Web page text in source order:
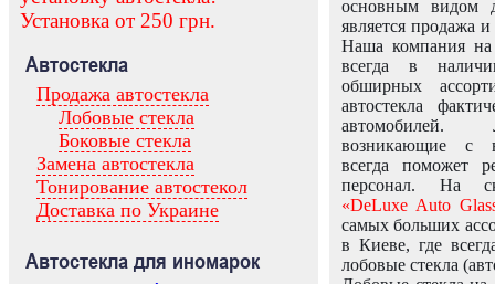
Установка от 250 грн.
Автостекла
Продажа автостекла
Лобовые стекла
Боковые стекла
Замена автостекла
Тонирование автостекол
Доставка по Украине
Автостекла для иномарок
основным видом
является продажа и
Наша компания на
всегда в
обширных
автостекла
возникающие с
всегда поможет
персонал. На
«DeLuxe Auto
самых больших
в Киеве, где
лобовые стекла